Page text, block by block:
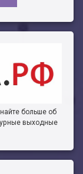
больше об
выходные